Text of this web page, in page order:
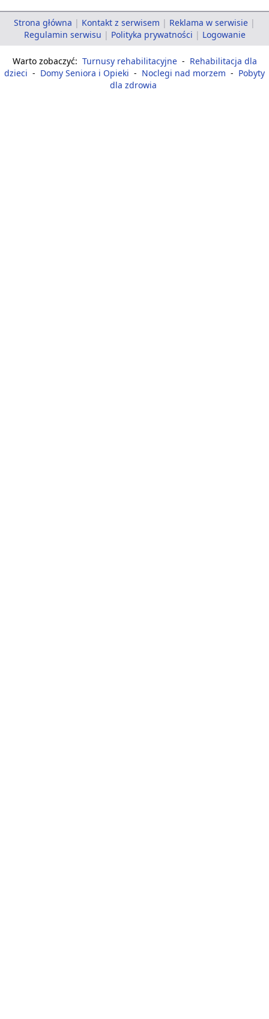
Strona główna | Kontakt z serwisem | Reklama w serwisie |
Regulamin serwisu | Polityka prywatności | Logowanie
Warto zobaczyć: Turnusy rehabilitacyjne - Rehabilitacja dla
dzieci - Domy Seniora i Opieki - Noclegi nad morzem - Pobyty
dla zdrowia